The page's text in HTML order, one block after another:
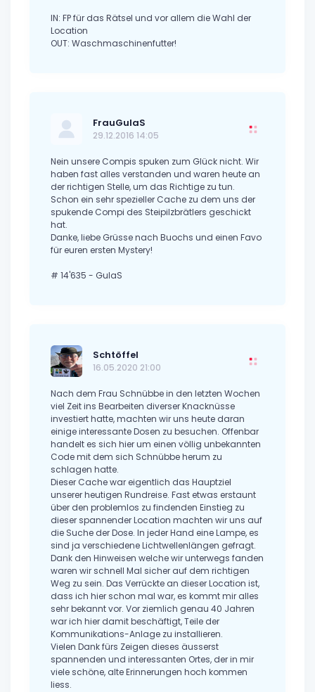
IN: FP für das Rätsel und vor allem die Wahl der
Location
OUT: Waschmaschinenfutter!
FrauGulaS
29.12.2016 14:05
Nein unsere Compis spuken zum Glück nicht. Wir
haben fast alles verstanden und waren heute an
der richtigen Stelle, um das Richtige zu tun.
Schon ein sehr spezieller Cache zu dem uns der
spukende Compi des Steipilzbrätlers geschickt
hat.
Danke, liebe Grüsse nach Buochs und einen Favo
für euren ersten Mystery!
# 14'635 - GulaS
Schtöffel
16.05.2020 21:00
Nach dem Frau Schnübbe in den letzten Wochen
viel Zeit ins Bearbeiten diverser Knacknüsse
investiert hatte, machten wir uns heute daran
einige interessante Dosen zu besuchen. Offenbar
handelt es sich hier um einen völlig unbekannten
Code mit dem sich Schnübbe herum zu
schlagen hatte.
Dieser Cache war eigentlich das Hauptziel
unserer heutigen Rundreise. Fast etwas erstaunt
über den problemlos zu findenden Einstieg zu
dieser spannender Location machten wir uns auf
die Suche der Dose. In jeder Hand eine Lampe, es
sind ja verschiedene Lichtwellenlängen gefragt.
Dank den Hinweisen welche wir unterwegs fanden
waren wir schnell Mal sicher auf dem richtigen
Weg zu sein. Das Verrückte an dieser Location ist,
dass ich hier schon mal war, es kommt mir alles
sehr bekannt vor. Vor ziemlich genau 40 Jahren
war ich hier damit beschäftigt, Teile der
Kommunikations-Anlage zu installieren.
Vielen Dank fürs Zeigen dieses äusserst
spannenden und interessanten Ortes, der in mir
viele schöne, alte Erinnerungen hoch kommen
liess.